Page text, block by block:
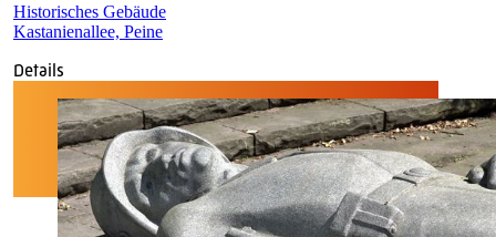
Historisches Gebäude
Kastanienallee, Peine
Details